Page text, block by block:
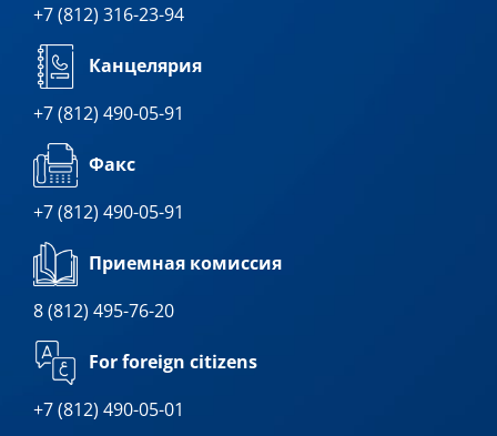
+7 (812) 316-23-94
Канцелярия
+7 (812) 490-05-91
Факс
+7 (812) 490-05-91
Приемная комиссия
8 (812) 495-76-20
For foreign citizens
+7 (812) 490-05-01